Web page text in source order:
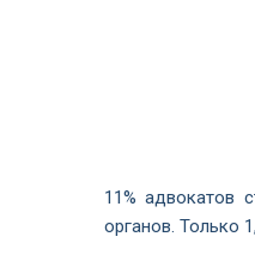
11% адвокатов
органов. Только